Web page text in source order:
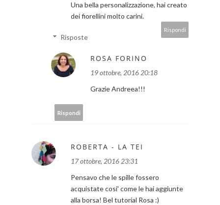
Una bella personalizzazione, hai creato
dei fiorellini molto carini.
Rispondi
Risposte
ROSA FORINO
19 ottobre, 2016 20:18
Grazie Andreea!!!
Rispondi
ROBERTA - LA TEI
17 ottobre, 2016 23:31
Pensavo che le spille fossero
acquistate cosi' come le hai aggiunte
alla borsa! Bel tutorial Rosa :)